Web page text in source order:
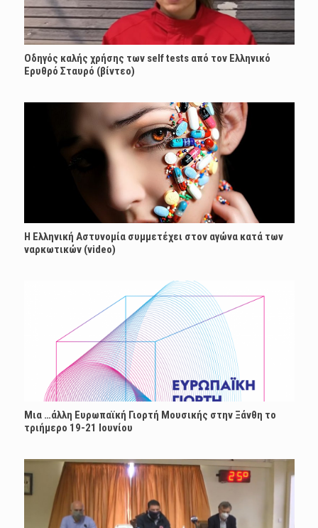
Οδηγός καλής χρήσης των self tests από τον Ελληνικό
Ερυθρό Σταυρό (βίντεο)
Η Ελληνική Αστυνομία συμμετέχει στον αγώνα κατά των
ναρκωτικών (video)
Μια …άλλη Ευρωπαϊκή Γιορτή Μουσικής στην Ξάνθη το
τριήμερο 19-21 Ιουνίου